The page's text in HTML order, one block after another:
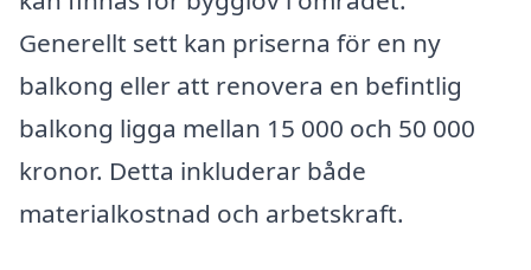
Generellt sett kan priserna för en ny
balkong eller att renovera en befintlig
balkong ligga mellan 15 000 och 50 000
kronor. Detta inkluderar både
materialkostnad och arbetskraft.